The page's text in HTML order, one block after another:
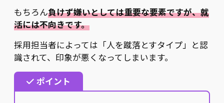
もちろん負けず嫌いとしては重要な要素ですが、就
活には不向きです。
採用担当者によっては「人を蹴落とすタイプ」と認
識されて、印象が悪くなってしまいます。
ポイント